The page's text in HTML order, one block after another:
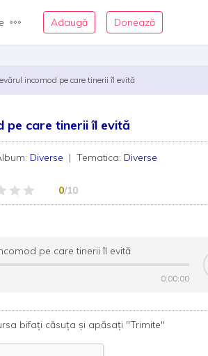
Adaugă Donează
incomod pe care tinerii îl evită
pe care tinerii îl evită
Diverse | Tematica: Diverse
0/10
pe care tinerii îl evită
0:00:00
0:00:00
bifați căsuța și apăsați "Trimite"